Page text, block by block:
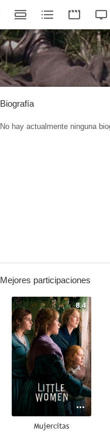
Biografía
No hay actualmente ninguna
Mejores participaciones
8.4
Mujercitas